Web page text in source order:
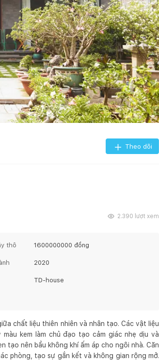
Theo dõi
2.390 lượt xem
thô 1600000000 đồng
2020
TD-house
chất liệu thiên nhiên và nhân tạo. Các vật liệu
kem làm chủ đạo tạo cảm giác nhẹ dịu và
tạo nên bầu không khí ấm áp cho ngôi nhà. Căn
phòng, tạo sự gắn kết và không gian rộng mở.